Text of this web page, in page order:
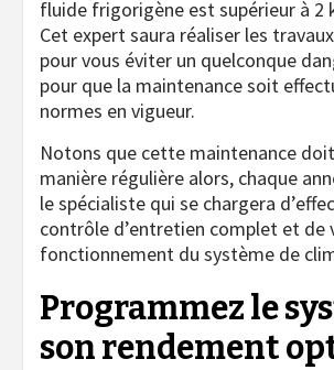
fluide frigorigène est supérieur à 2
Cet expert saura réaliser les
pour vous éviter un quelconque
pour que la maintenance soit
normes en vigueur.
Notons que cette maintenance
manière régulière alors, chaque
le spécialiste qui se chargera
contrôle d’entretien complet et de
fonctionnement du système de
Programmez le
son rendement